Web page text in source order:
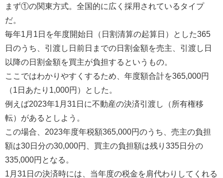
まず①の関東方式。全国的に広く採用されているタイプ
だ。
毎年1月1日を年度開始日（日割清算の起算日）とした365
日のうち、引渡し日前日までの日割金額を売主、引渡し日
以降の日割金額を買主が負担するというもの。
ここではわかりやすくするため、年度額合計を365,000円
（1日あたり1,000円）とした。
例えば2023年1月31日に不動産の決済引渡し（所有権移
転）があるとしよう。
この場合、2023年度年税額365,000円のうち、売主の負担
額は30日分の30,000円、買主の負担額は残り335日分の
335,000円となる。
1月31日の決済時には、当年度の税金を肩代わりしてくれる